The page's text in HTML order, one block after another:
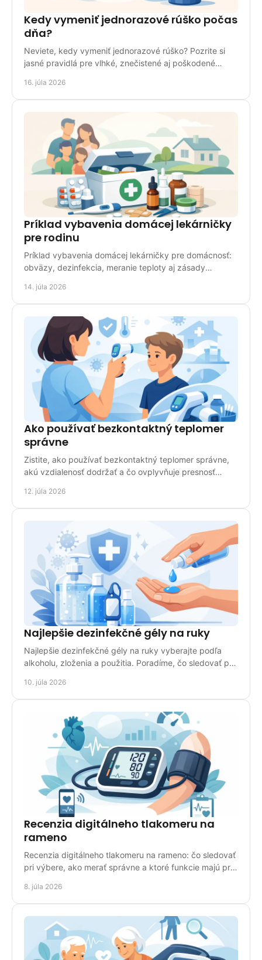
Kedy vymeniť jednorazové rúško počas
dňa?
Neviete, kedy vymeniť jednorazové rúško? Pozrite si
jasné pravidlá pre vlhké, znečistené aj poškodené
16. júla 2026
Príklad vybavenia domácej lekárničky
pre rodinu
Príklad vybavenia domácej lekárničky pre domácnosť:
obväzy, dezinfekcia, meranie teploty aj zásady
14. júla 2026
Ako používať bezkontaktný teplomer
správne
Zistite, ako používať bezkontaktný teplomer správne,
akú vzdialenosť dodržať a čo ovplyvňuje presnosť
12. júla 2026
Najlepšie dezinfekčné gély na ruky
Najlepšie dezinfekčné gély na ruky vyberajte podľa
alkoholu, zloženia a použitia. Poradíme, čo sledovať pri
10. júla 2026
Recenzia digitálneho tlakomeru na
rameno
Recenzia digitálneho tlakomeru na rameno: čo sledovať
pri výbere, ako merať správne a ktoré funkcie majú pri
8. júla 2026